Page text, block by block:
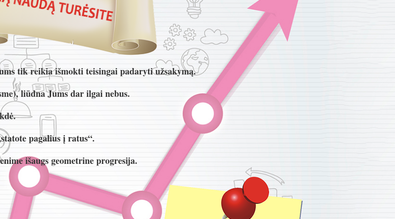
tik reikia išmokti teisingai padaryti užsakymą.
liūdna Jums dar ilgai nebus.
pagalius į ratus“.
išaugs geometrine progresija.